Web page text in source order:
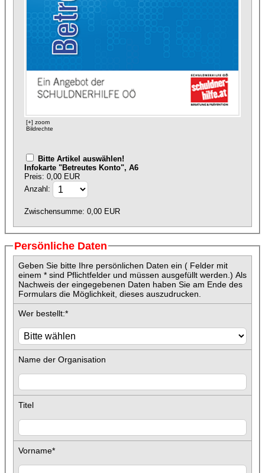
[+] zoom
Bildrechte
Bitte Artikel auswählen!
Infokarte "Betreutes Konto", A6
Preis: 0,00 EUR
Anzahl:
Zwischensumme: 0,00 EUR
Persönliche Daten
Geben Sie bitte Ihre persönlichen Daten ein ( Felder mit
einem * sind Pflichtfelder und müssen ausgefüllt werden.) Als
Nachweis der eingegebenen Daten haben Sie am Ende des
Formulars die Möglichkeit, dieses auszudrucken.
Wer bestellt:*
Name der Organisation
Titel
Vorname*